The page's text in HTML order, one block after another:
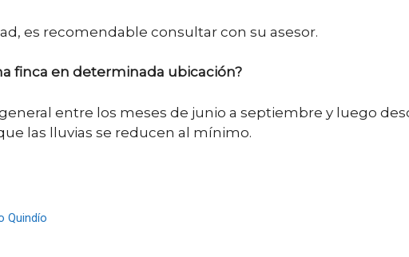
es recomendable consultar con su asesor.
finca en determinada ubicación?
entre los meses de junio a septiembre y luego
las lluvias se reducen al mínimo.
Quindío